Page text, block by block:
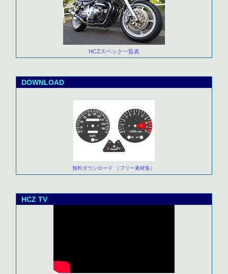
HCZスペック一覧表
DOWNLOAD
無料ダウンロード （フリー素材集）
HCZ TV